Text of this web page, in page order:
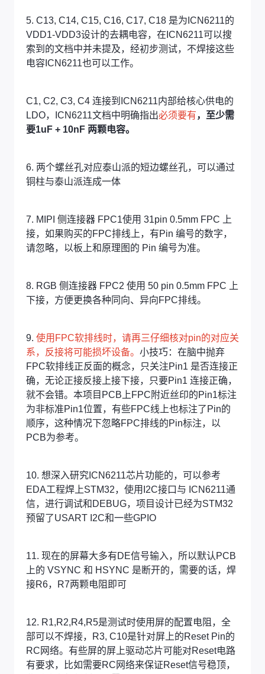
5. C13, C14, C15, C16, C17, C18 是为ICN6211的
VDD1-VDD3设计的去耦电容，在ICN6211可以搜
索到的文档中并未提及，经初步测试，不焊接这些
电容ICN6211也可以工作。
C1, C2, C3, C4 连接到ICN6211内部给核心供电的
LDO，ICN6211文档中明确指出必须要有，至少需
要1uF + 10nF 两颗电容。
6. 两个螺丝孔对应泰山派的短边螺丝孔，可以通过
铜柱与泰山派连成一体
7. MIPI 侧连接器 FPC1使用 31pin 0.5mm FPC 上
接，如果购买的FPC排线上，有Pin 编号的数字，
请忽略，以板上和原理图的 Pin 编号为准。
8. RGB 侧连接器 FPC2 使用 50 pin 0.5mm FPC 上
下接，方便更换各种同向、异向FPC排线。
9. 使用FPC软排线时，请再三仔细核对pin的对应关
系，反接将可能损坏设备。 小技巧：在脑中抛弃
FPC软排线正反面的概念，只关注Pin1 是否连接正
确，无论正接反接上接下接，只要Pin1 连接正确，
就不会错。本项目PCB上FPC附近丝印的Pin1标注
为非标准Pin1位置，有些FPC线上也标注了Pin的
顺序，这种情况下忽略FPC排线的Pin标注，以
PCB为参考。
10. 想深入研究ICN6211芯片功能的，可以参考
EDA工程焊上STM32，使用I2C接口与 ICN6211通
信，进行调试和DEBUG，项目设计已经为STM32
预留了USART I2C和一些GPIO
11. 现在的屏幕大多有DE信号输入，所以默认PCB
上的 VSYNC 和 HSYNC 是断开的，需要的话，焊
接R6，R7两颗电阻即可
12. R1,R2,R4,R5是测试时使用屏的配置电阻，全
部可以不焊接，R3, C10是针对屏上的Reset Pin的
RC网络。有些屏的屏上驱动芯片可能对Reset电路
有要求，比如需要RC网络来保证Reset信号稳顶，